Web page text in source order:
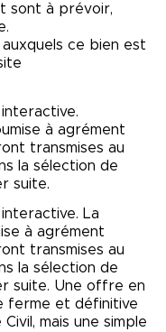
sont à prévoir,
ce bien est
à agrément
transmises au
la sélection de
suite.
La
à agrément
transmises au
la sélection de
suite. Une offre en
ferme et définitive
mais une simple